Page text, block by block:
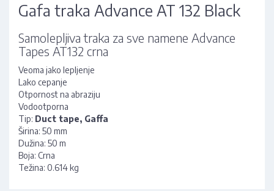
Gafa traka Advance AT 132 Black
Samolepljiva traka za sve namene Advance
Tapes AT132 crna
Veoma jako lepljenje
Lako cepanje
Otpornost na abraziju
Vodootporna
Tip: Duct tape, Gaffa
Širina: 50 mm
Dužina: 50 m
Boja: Crna
Težina: 0.614 kg